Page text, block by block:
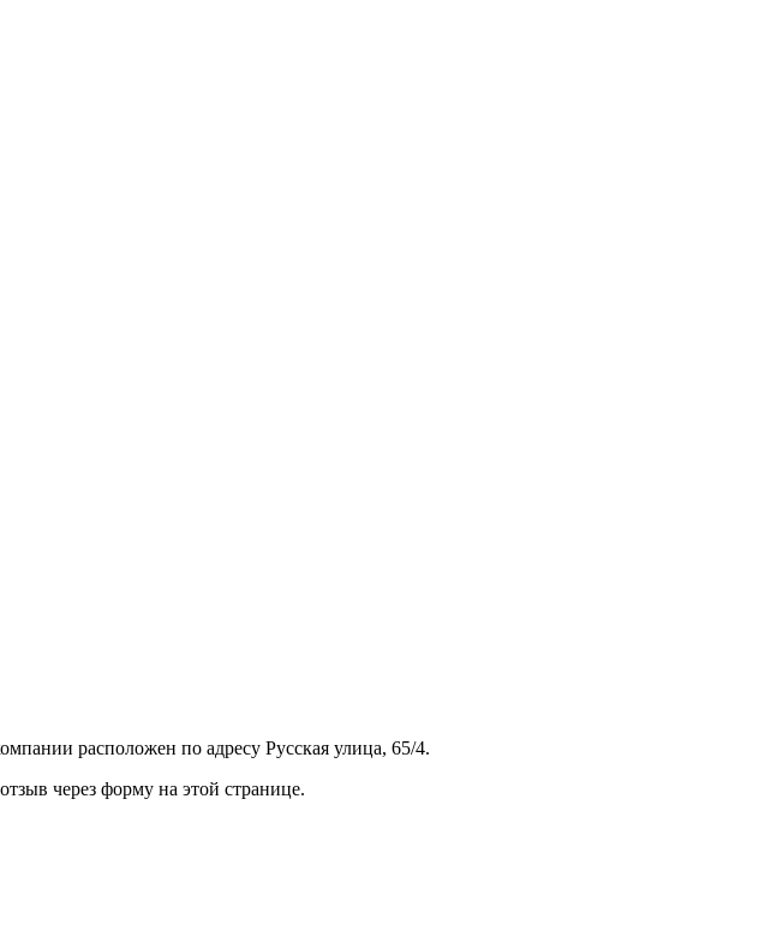
расположен по адресу Русская улица, 65/4.
через форму на этой странице.